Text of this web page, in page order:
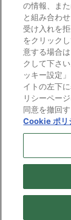
電子公告
ご利用条件
個人情報保護
Cookie ポリシ
プライバ
Copyright ©
の情報、ま
と組み合わ
受け入れを
をクリック
意する場合
クして下さ
ッキー設定
イトの左下
リシーペー
同意を撤回
Cookie ポリ